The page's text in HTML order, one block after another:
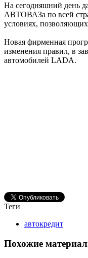
На сегодняшний день
АВТОВАЗа по всей
условиях,
Новая фирменная
изменения правил, в
автомобилей LADA.
Теги
автокредит
Похожие